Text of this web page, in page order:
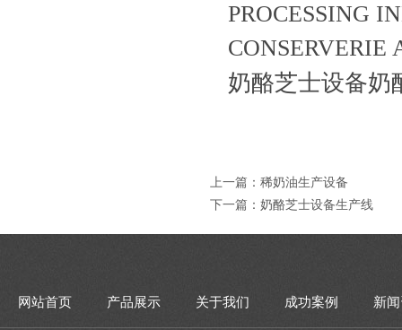
PROCESSING
奶酪芝士设备奶
上一篇： 稀奶油生产设备
下一篇： 奶酪芝士设备生产线
网站首页 产品展示 关于我们 成功案例 新